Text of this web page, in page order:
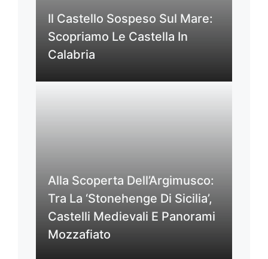
Il Castello Sospeso Sul Mare:
Scopriamo Le Castella In
Calabria
Alla Scoperta Dell’Argimusco:
Tra La ‘Stonehenge Di Sicilia’,
Castelli Medievali E Panorami
Mozzafiato